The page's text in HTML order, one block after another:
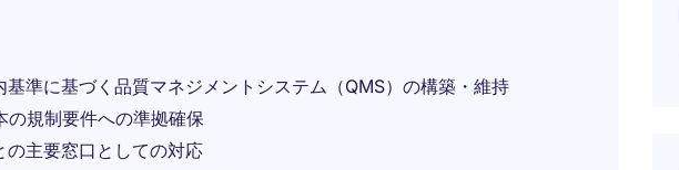
基準に基づく品質マネジメントシステム（QMS）の構築・維持
の規制要件への準拠確保
の主要窓口としての対応